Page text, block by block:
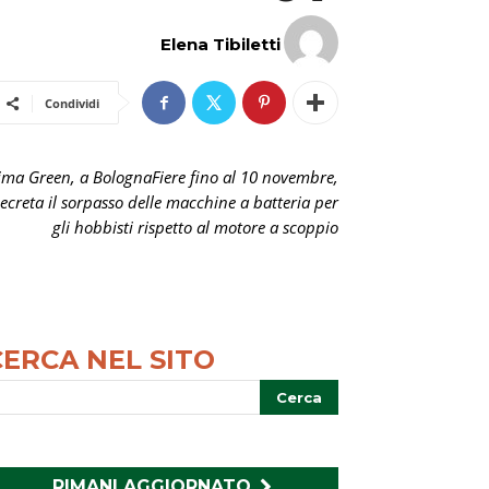
Elena Tibiletti
Condividi
Green, a BolognaFiere fino al 10 novembre,
il sorpasso delle macchine a batteria per
gli hobbisti rispetto al motore a scoppio
NEL SITO